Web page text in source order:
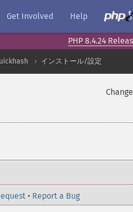
Get Involved Help
PHP 8.4.24
インストール/設定
• Report a Bug